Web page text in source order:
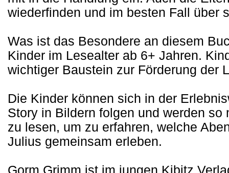
wiederfinden und im besten Fall über
Was ist das Besondere an diesem
Kinder im Lesealter ab 6+ Jahren.
wichtiger Baustein zur Förderung der
Die Kinder können sich in der
Story in Bildern folgen und werden
zu lesen, um zu erfahren, welche
Julius gemeinsam erleben.
Gorm Grimm ist im jungen Kibitz